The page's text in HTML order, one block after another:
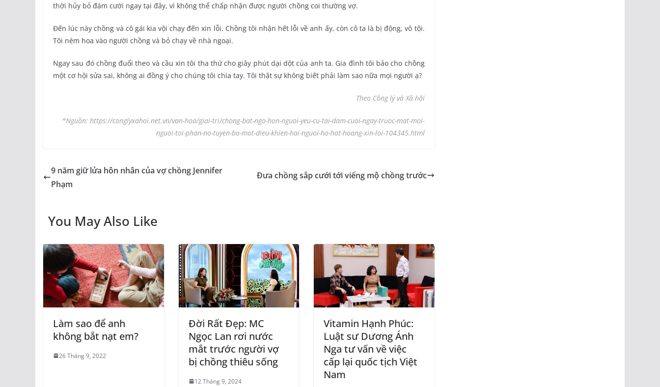
thời hủy bỏ đám cưới ngay tại đây, vì không thể chấp nhận được người chồng coi thường vợ.
Đến lúc này chồng và cô gái kia vội chạy đến xin lỗi. Chồng tôi nhận hết lỗi về anh ấy, còn cô ta là bị động, vô tội.
Tôi ném hoa vào người chồng và bỏ chạy về nhà ngoại.
Ngay sau đó chồng đuổi theo và cầu xin tôi tha thứ cho giây phút dại dột của anh ta. Gia đình tôi bảo cho chồng
một cơ hội sửa sai, không ai đồng ý cho chúng tôi chia tay. Tôi thật sự không biết phải làm sao nữa mọi người ạ?
Theo Công lý và Xã hội
*Nguồn: https://conglyxahoi.net.vn/van-hoa/giai-tri/chong-bat-ngo-hon-nguoi-yeu-cu-tai-dam-cuoi-ngay-truoc-mat-moi-
nguoi-toi-phan-no-tuyen-bo-mot-dieu-khien-hai-nguoi-ho-hot-hoang-xin-loi-104345.html
9 năm giữ lửa hôn nhân của vợ chồng Jennifer
Phạm
Đưa chồng sắp cưới tới viếng mộ chồng trước
You May Also Like
Làm sao để anh
không bắt nạt em?
26 Tháng 9, 2022
Đời Rất Đẹp: MC
Ngọc Lan rơi nước
mắt trước người vợ
bị chồng thiêu sống
12 Tháng 9, 2024
Vitamin Hạnh Phúc:
Luật sư Dương Ánh
Nga tư vấn về việc
cấp lại quốc tịch Việt
Nam